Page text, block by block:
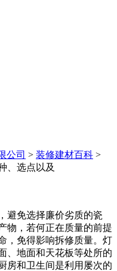
公司 > 装修建材百科 >
、选点以及
免选择廉价劣质的瓷
物，若何正在质量的前提
，免得影响拆修质量。灯
、地面和天花板等处所的
房和卫生间是利用屡次的